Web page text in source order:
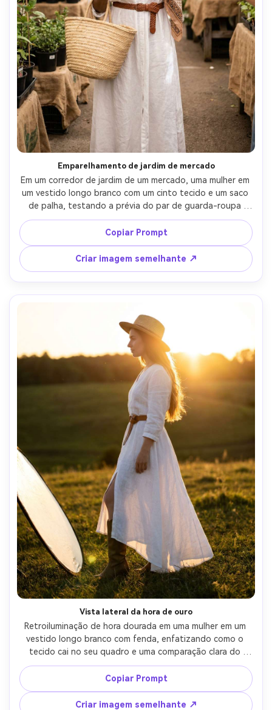
Emparelhamento de jardim de mercado
Em um corredor de jardim de um mercado, uma mulher em
um vestido longo branco com um cinto tecido e um saco
de palha, testando a prévia do par de guarda-roupa
enquanto observa a proporção em seu corpo; Sombra
aberta, luz de salto macio, Fujifilm X-T5 33mm f/1.4,
enquadramento vertical de corpo inteiro, humor acessível
quente, textura de pele fotorealista, dobras de tecido
verdadeiras, roupa drapada naturalmente em sua
moldura-AR 4:5
Copiar Prompt
Criar imagem semelhante ↗
Vista lateral da hora de ouro
Retroiluminação de hora dourada em uma mulher em um
vestido longo branco com fenda, enfatizando como o
tecido cai no seu quadro e uma comparação clara do
comprimento da bainha no perfil lateral; Solar flare com
enchimento de refletor, Canon R5 70mm f/2, composição
lateral de corpo inteiro, humor romântico mas prático, luz
realista do aro, sombras naturais-AR 4:5
Copiar Prompt
Criar imagem semelhante ↗